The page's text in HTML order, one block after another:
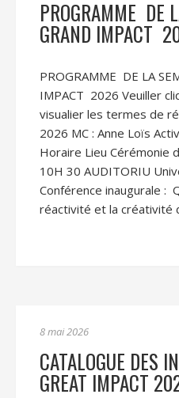
PROGRAMME DE
GRAND IMPACT
PROGRAMME DE LA
IMPACT 2026 Veuiller
visualier les termes de
2026 MC : Anne Loïs
Horaire Lieu Cérémonie
10H 30 AUDITORIU
Conférence inaugurale :
réactivité et la créativité
8 mai 2026
CATALOGUE DES
GREAT IMPACT